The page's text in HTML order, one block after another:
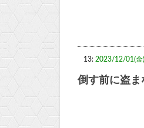
13: 2023/12/01(金
倒す前に盗